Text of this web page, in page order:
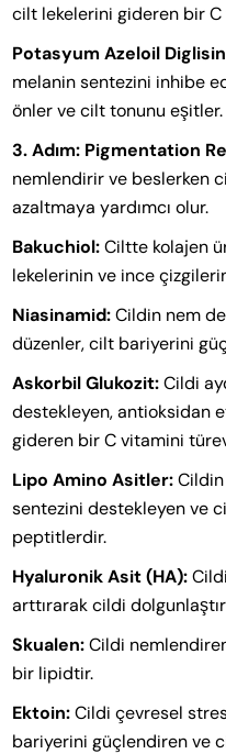
cilt lekelerini gideren bir
Potasyum Azeloil
melanin sentezini inhibe
önler ve cilt tonunu eşitler.
3. Adım: Pigmentation
nemlendirir ve beslerken
azaltmaya yardımcı olur.
Bakuchiol:Ciltte kolajen
lekelerinin ve ince
Niasinamid:Cildin nem
düzenler, cilt bariyerini
Askorbil Glukozit:Cildi
destekleyen, antioksidan
gideren bir C vitamini
Lipo Amino Asitler:
sentezini destekleyen ve
peptitlerdir.
Hyaluronik Asit (HA):
arttırarak cildi
Skualen:Cildi
bir lipidtir.
Ektoin:Cildi çevresel
bariyerini güçlendiren ve